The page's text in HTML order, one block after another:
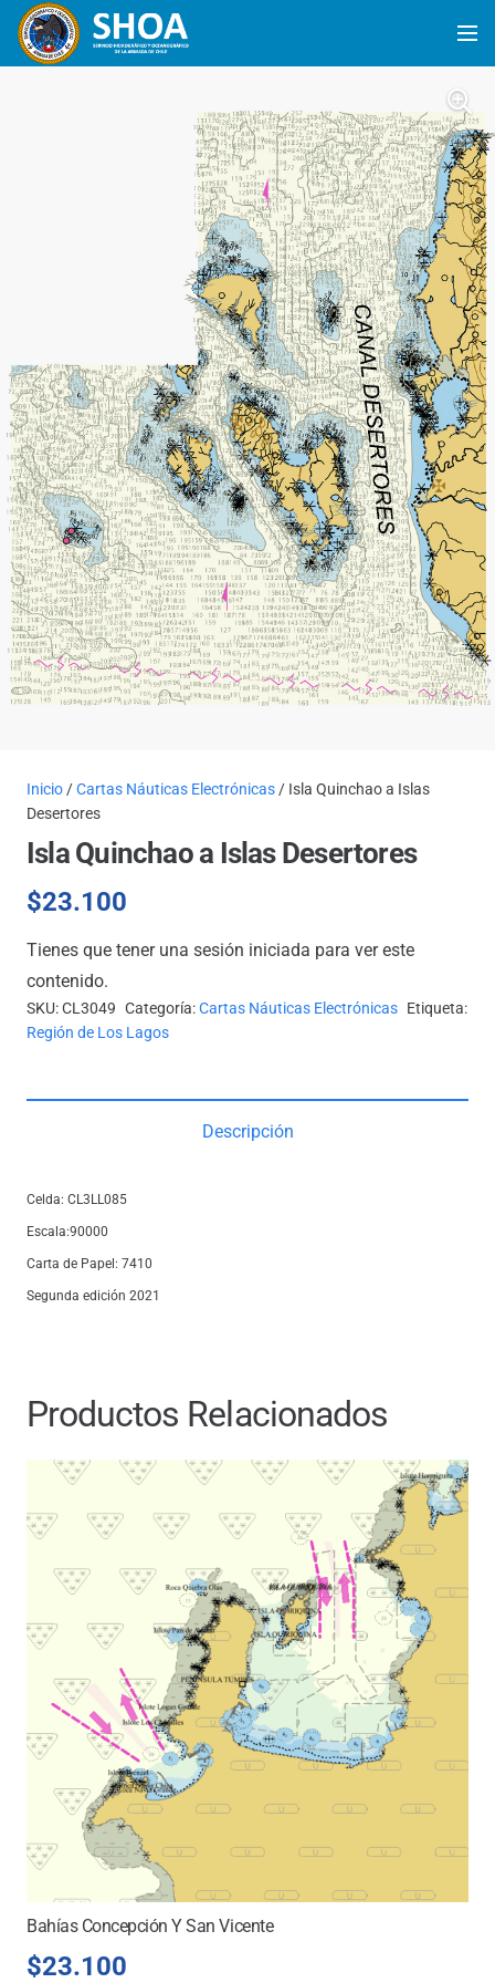
Inicio /Cartas Náuticas Electrónicas / Isla Quinchao a Islas
Desertores
Isla Quinchao a Islas Desertores
$23.100
Tienes que tener una sesión iniciada para ver este
contenido.
SKU:CL3049 Categoría:Cartas Náuticas Electrónicas Etiqueta:
Región de Los Lagos
Descripción
Celda: CL3LL085
Escala:90000
Carta de Papel: 7410
Segunda edición 2021
Productos Relacionados
Bahías Concepción Y San Vicente
$23.100